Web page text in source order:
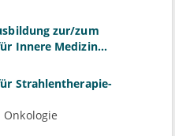
zur/zum
Innere Medizin
Intensivmedizin)
Strahlentherapie-